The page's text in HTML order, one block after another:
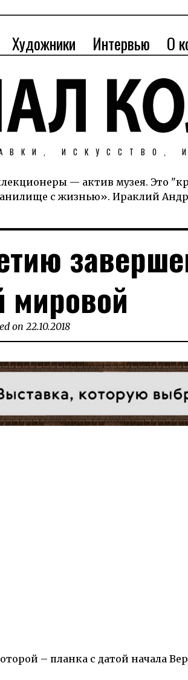
Художники Интервью О
ИСКУССТВО,
— актив музея. Это
с жизнью». Ираклий
мировой
on 22.10.201809.11.2018
– планка с датой начала